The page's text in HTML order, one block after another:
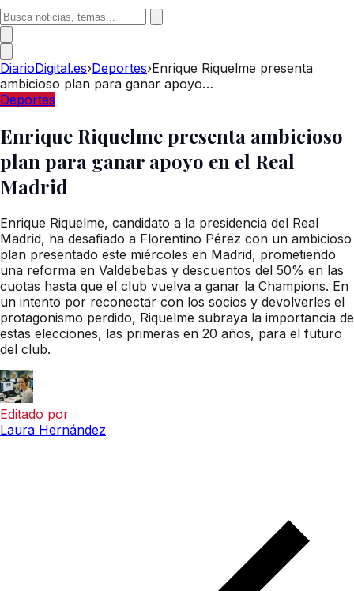
DiarioDigital.es›Deportes›Enrique Riquelme presenta
ambicioso plan para ganar apoyo…
Deportes
Enrique Riquelme presenta ambicioso
plan para ganar apoyo en el Real
Madrid
Enrique Riquelme, candidato a la presidencia del Real
Madrid, ha desafiado a Florentino Pérez con un ambicioso
plan presentado este miércoles en Madrid, prometiendo
una reforma en Valdebebas y descuentos del 50% en las
cuotas hasta que el club vuelva a ganar la Champions. En
un intento por reconectar con los socios y devolverles el
protagonismo perdido, Riquelme subraya la importancia de
estas elecciones, las primeras en 20 años, para el futuro
del club.
Editado por
Laura Hernández